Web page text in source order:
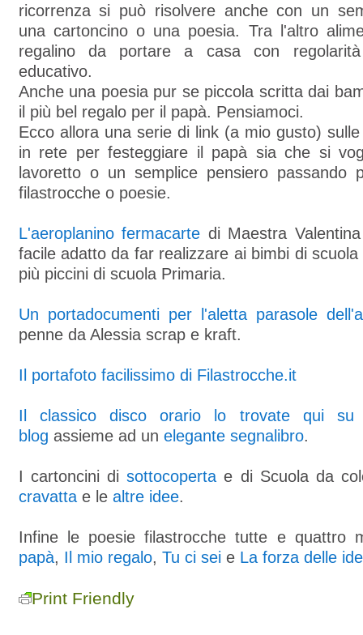
ricorrenza si può risolvere anche con un
una cartoncino o una poesia. Tra l'altro
regalino da portare a casa con
educativo.
Anche una poesia pur se piccola scritta dai
il più bel regalo per il papà. Pensiamoci.
Ecco allora una serie di link (a mio gusto)
in rete per festeggiare il papà sia che si
lavoretto o un semplice pensiero passando
filastrocche o poesie.
L'aeroplanino fermacarte di Maestra
facile adatto da far realizzare ai bimbi di
più piccini di scuola Primaria.
Un portadocumenti per l'aletta parasole
penne da Alessia scrap e kraft.
Il portafoto facilissimo di Filastrocche.it
Il classico disco orario lo trovate qui su
blog assieme ad un elegante segnalibro.
I cartoncini disottocoperta e di Scuola da
cravattae le altre idee.
Infine le poesie filastrocche tutte e quattro
papà, Il mio regalo, Tu ci sei e La forza delle
Print Friendly